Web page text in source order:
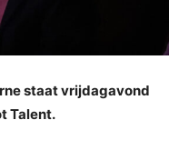
staat vrijdagavond
Talent.